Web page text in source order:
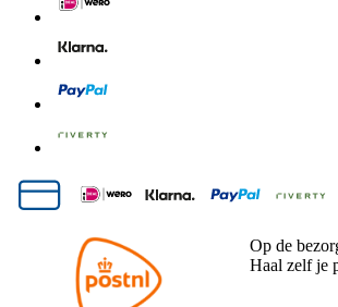
Op de
Haal zelf je